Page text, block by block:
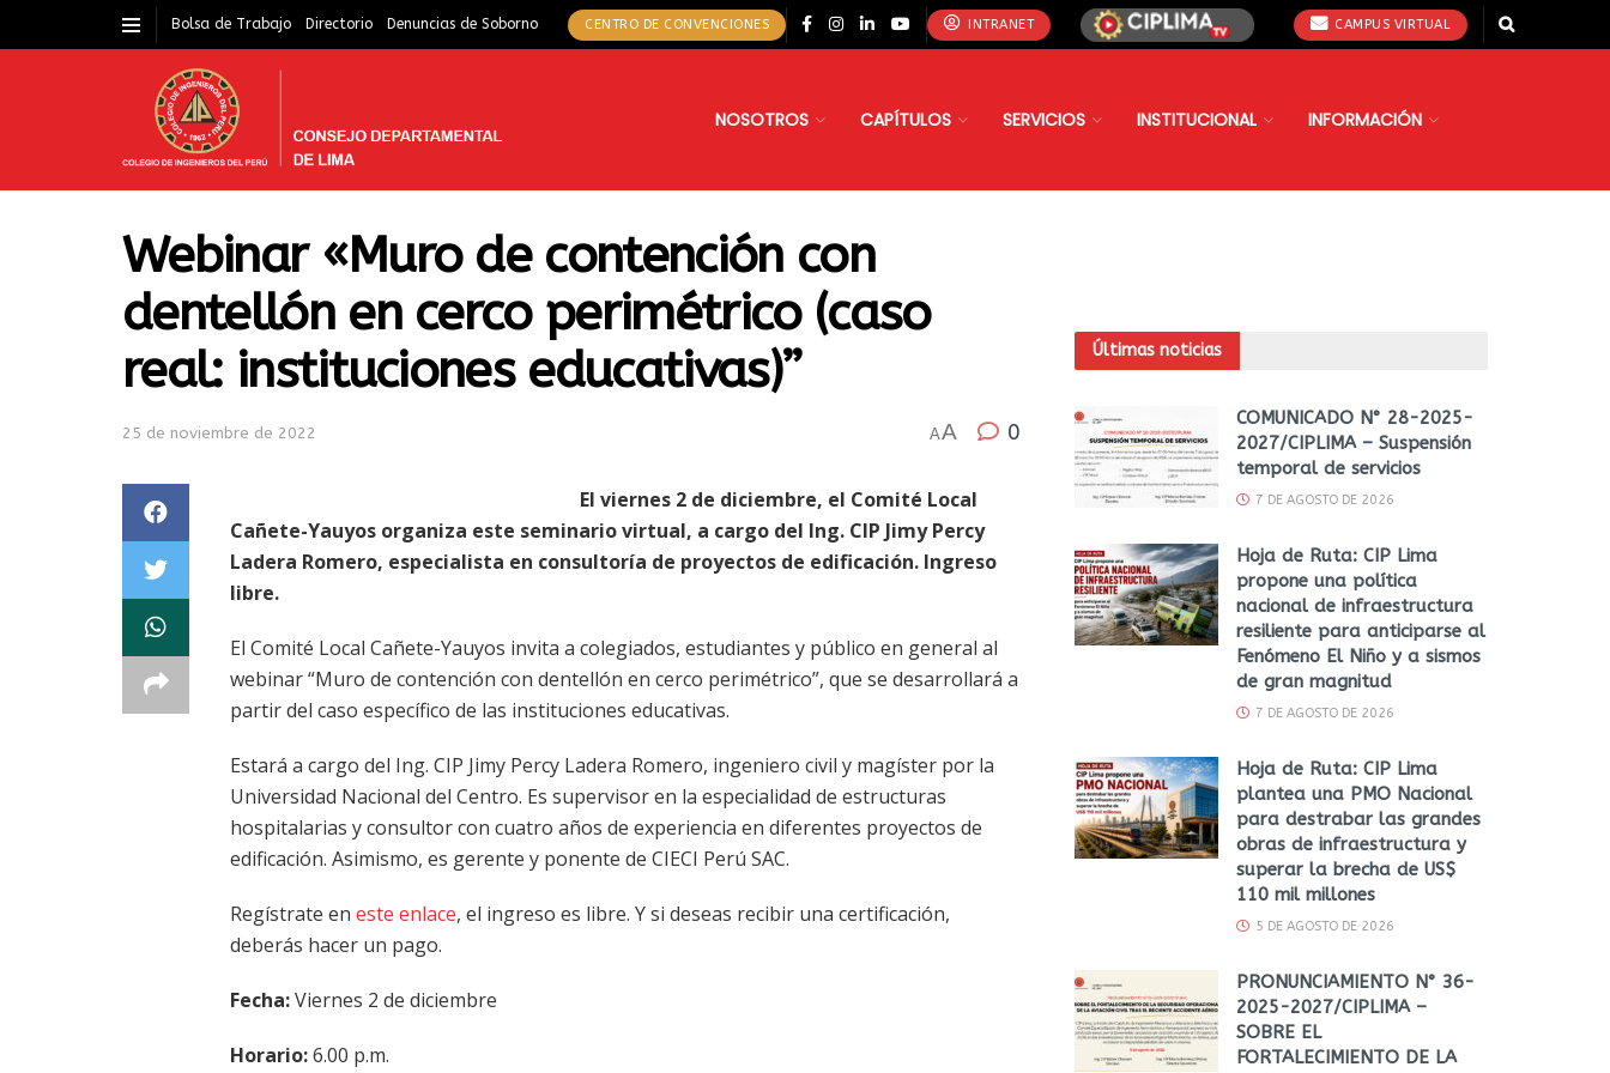
Bolsa de Trabajo Directorio Denuncias de Soborno CENTRO DE CONVENCIONES INTRANET CAMPUS VIRTUAL
NOSOTROS CAPÍTULOS SERVICIOS INSTITUCIONAL INFORMACIÓN
Webinar «Muro de contención con
dentellón en cerco perimétrico (caso
real: instituciones educativas)”
25 de noviembre de 2022 AA 0
El viernes 2 de diciembre, el Comité Local
Cañete-Yauyos organiza este seminario virtual, a cargo del Ing. CIP Jimy Percy
Ladera Romero, especialista en consultoría de proyectos de edificación. Ingreso
libre.
El Comité Local Cañete-Yauyos invita a colegiados, estudiantes y público en general al
webinar “Muro de contención con dentellón en cerco perimétrico”, que se desarrollará a
partir del caso específico de las instituciones educativas.
Estará a cargo del Ing. CIP Jimy Percy Ladera Romero, ingeniero civil y magíster por la
Universidad Nacional del Centro. Es supervisor en la especialidad de estructuras
hospitalarias y consultor con cuatro años de experiencia en diferentes proyectos de
edificación. Asimismo, es gerente y ponente de CIECI Perú SAC.
Regístrate en este enlace, el ingreso es libre. Y si deseas recibir una certificación,
deberás hacer un pago.
Fecha:Viernes 2 de diciembre
Horario:6.00 p.m.
Últimas noticias
COMUNICADO N° 28-2025-
2027/CIPLIMA – Suspensión
temporal de servicios
7 DE AGOSTO DE 2026
Hoja de Ruta: CIP Lima
propone una política
nacional de infraestructura
resiliente para anticiparse al
Fenómeno El Niño y a sismos
de gran magnitud
7 DE AGOSTO DE 2026
Hoja de Ruta: CIP Lima
plantea una PMO Nacional
para destrabar las grandes
obras de infraestructura y
superar la brecha de US$
110 mil millones
5 DE AGOSTO DE 2026
PRONUNCIAMIENTO N° 36-
2025-2027/CIPLIMA –
SOBRE EL
FORTALECIMIENTO DE LA